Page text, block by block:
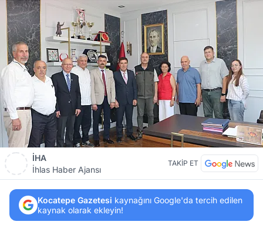
İHA
İhlas Haber Ajansı
TAKİP ET
Kocatepe Gazetesi kaynağını Google'da tercih edilen
kaynak olarak ekleyin!